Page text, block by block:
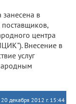
в
центра
Внесение в
услуг
20 декабря 2012 г. 15:44